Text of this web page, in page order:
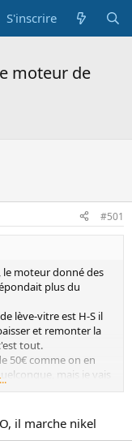
S'inscrire
moteur de
#501
le moteur donné des
plus du
lève-vitre est H-S il
et remonter la
tout.
50€ comme on en
mais je vais
ce que ça donne, je
le fonctionnement
il marche nikel